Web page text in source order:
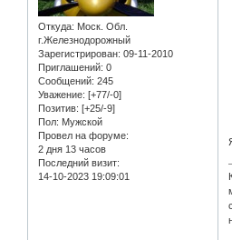
Откуда: Моск. Обл.
г.Железнодорожный
Зарегистрирован: 09-11-2010
Приглашений: 0
Сообщений: 245
Уважение: [+77/-0]
Позитив: [+25/-9]
Пол: Мужской
Провел на форуме:
2 дня 13 часов
Последний визит:
14-10-2023 19:09:01